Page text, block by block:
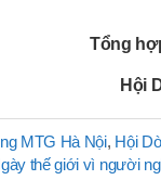
Tổng
Hội
MTG Hà Nội, Hội
thế giới vì người